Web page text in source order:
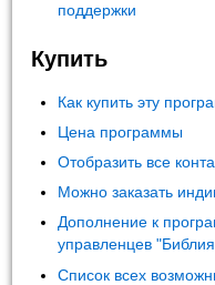
поддержки
Купить
Как купить эту
Цена программы
Отобразить все
Можно заказать
Дополнение к
управленцев
Список всех